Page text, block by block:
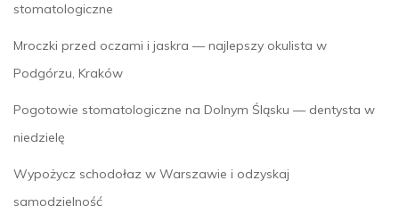
stomatologiczne
Mroczki przed oczami i jaskra — najlepszy okulista w
Podgórzu, Kraków
Pogotowie stomatologiczne na Dolnym Śląsku — dentysta w
niedzielę
Wypożycz schodołaz w Warszawie i odzyskaj
samodzielność